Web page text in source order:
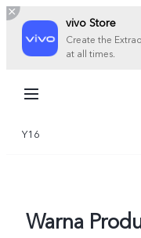
vivo Store
Create the
at all times.
Keranjang
Masuk/Daftar
Y16
Warna